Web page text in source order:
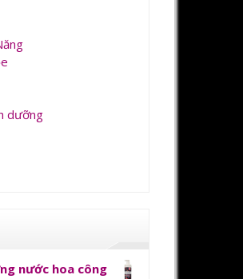
dưỡng
nước hoa công